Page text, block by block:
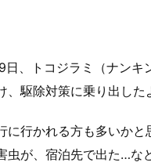
、トコジラミ（ナン
駆除対策に乗り出した
に行かれる方も多いか
虫が、宿泊先で出た…な